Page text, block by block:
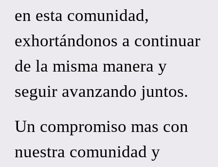
en esta comunidad,
exhortándonos a continuar
de la misma manera y
seguir avanzando juntos.
Un compromiso mas con
nuestra comunidad y